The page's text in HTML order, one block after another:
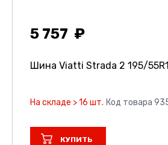
5 757
Шина Viatti Strada 2 195/
На складе > 16 шт. Код товара
КУПИТЬ